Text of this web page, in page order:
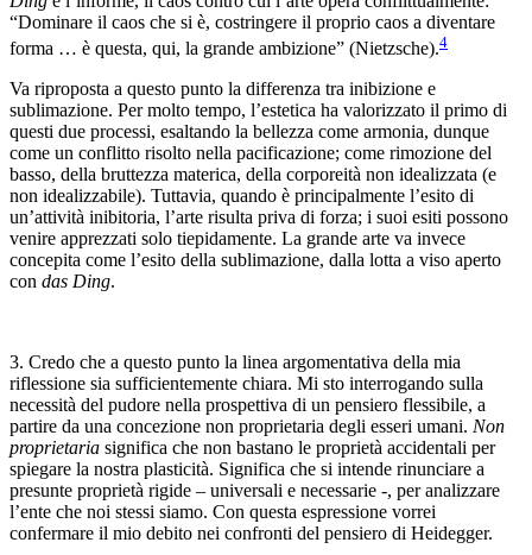
“Dominare il caos che si è, costringere il proprio caos a diventare
forma … è questa, qui, la grande ambizione” (Nietzsche).4
Va riproposta a questo punto la differenza tra inibizione e
sublimazione. Per molto tempo, l’estetica ha valorizzato il primo di
questi due processi, esaltando la bellezza come armonia, dunque
come un conflitto risolto nella pacificazione; come rimozione del
basso, della bruttezza materica, della corporeità non idealizzata (e
non idealizzabile). Tuttavia, quando è principalmente l’esito di
un’attività inibitoria, l’arte risulta priva di forza; i suoi esiti possono
venire apprezzati solo tiepidamente. La grande arte va invece
concepita come l’esito della sublimazione, dalla lotta a viso aperto
con das Ding.
3. Credo che a questo punto la linea argomentativa della mia
riflessione sia sufficientemente chiara. Mi sto interrogando sulla
necessità del pudore nella prospettiva di un pensiero flessibile, a
partire da una concezione non proprietaria degli esseri umani. Non
proprietaria significa che non bastano le proprietà accidentali per
spiegare la nostra plasticità. Significa che si intende rinunciare a
presunte proprietà rigide – universali e necessarie -, per analizzare
l’ente che noi stessi siamo. Con questa espressione vorrei
confermare il mio debito nei confronti del pensiero di Heidegger.